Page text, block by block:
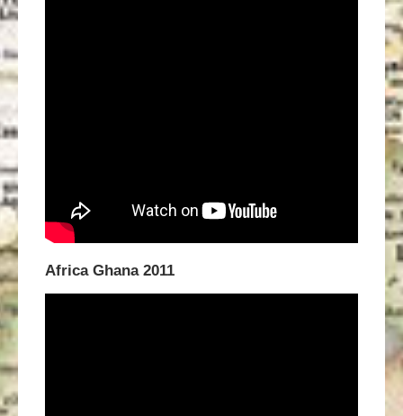
Africa Ghana 2011